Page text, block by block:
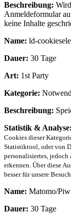
Beschreibung:
Anmeldeformular
keine Inhalte
Name: ld-
Dauer: 30 Tage
Art: 1st Party
Kategorie:
Beschreibung:
Statistik & Analyse:
Cookies dieser
Statistiktool, oder von
personalisiertes, jedoch
erkennen. Über diese
besser für unsere
Name: Matomo/
Dauer: 30 Tage